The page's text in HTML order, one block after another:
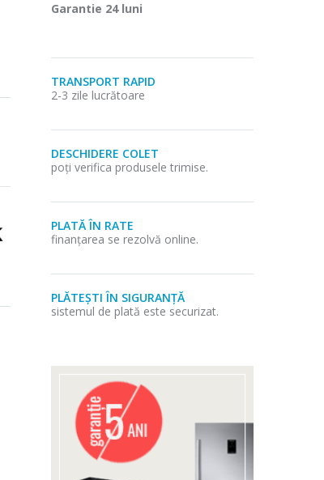
Garantie 24 luni
TRANSPORT RAPID
2-3 zile lucrătoare
DESCHIDERE COLET
poți verifica produsele trimise.
PLATĂ ÎN RATE
finanțarea se rezolvă online.
PLĂTEȘTI ÎN SIGURANȚĂ
sistemul de plată este securizat.